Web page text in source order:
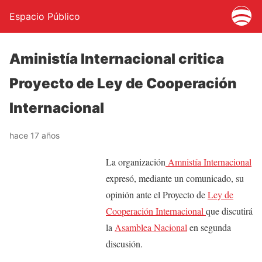
Espacio Público
Aministía Internacional critica
Proyecto de Ley de Cooperación
Internacional
hace 17 años
La organización Amnistía Internacional
expresó, mediante un comunicado, su
opinión ante el Proyecto deLey de
Cooperación Internacional que discutirá
la Asamblea Nacional en segunda
discusión.